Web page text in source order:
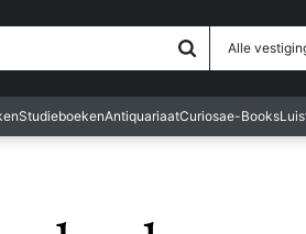
Alle
StudieboekenAntiquariaatCuriosae-Books